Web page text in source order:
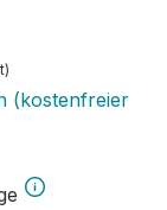
(kostenfreier